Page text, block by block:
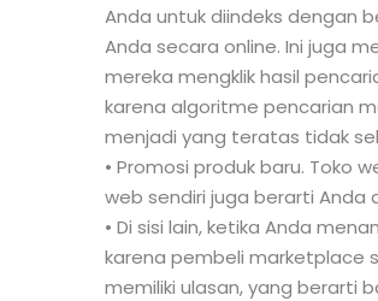
Anda untuk diindeks dengan
Anda secara online. Ini juga
mereka mengklik hasil
karena algoritme pencarian
menjadi yang teratas tidak
• Promosi produk baru. Toko
web sendiri juga berarti
• Di sisi lain, ketika Anda
karena pembeli marketplace
memiliki ulasan, yang berarti